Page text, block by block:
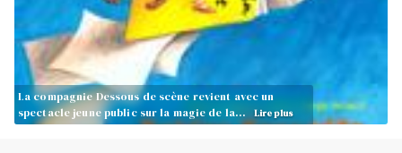
La compagnie Dessous de scène revient avec un
spectacle jeune public sur la magie de la…
Lire plus